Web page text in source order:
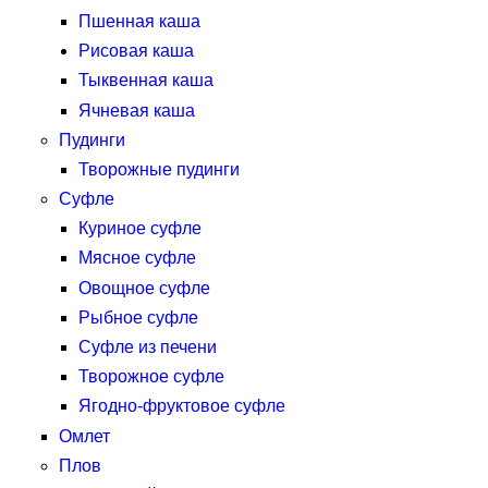
Пшенная каша
Рисовая каша
Тыквенная каша
Ячневая каша
Пудинги
Творожные пудинги
Суфле
Куриное суфле
Мясное суфле
Овощное суфле
Рыбное суфле
Суфле из печени
Творожное суфле
Ягодно-фруктовое суфле
Омлет
Плов